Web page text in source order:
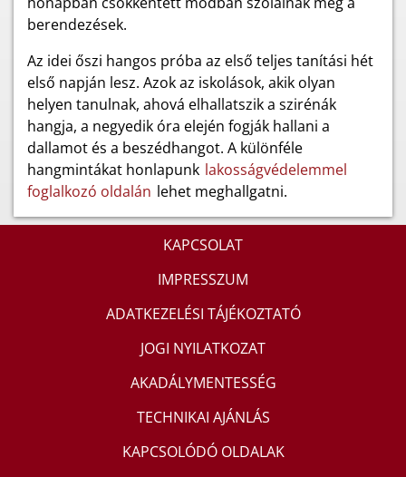
berendezések.
Az idei őszi hangos próba az első teljes tanítási hét
első napján lesz. Azok az iskolások, akik olyan
helyen tanulnak, ahová elhallatszik a szirénák
hangja, a negyedik óra elején fogják hallani a
dallamot és a beszédhangot. A különféle
hangmintákat honlapunk lakosságvédelemmel
foglalkozó oldalán lehet meghallgatni.
KAPCSOLAT
IMPRESSZUM
ADATKEZELÉSI TÁJÉKOZTATÓ
JOGI NYILATKOZAT
AKADÁLYMENTESSÉG
TECHNIKAI AJÁNLÁS
KAPCSOLÓDÓ OLDALAK